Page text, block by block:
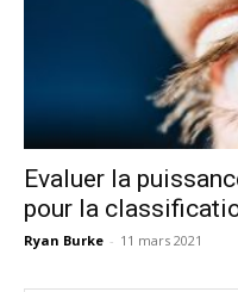
Evaluer la
pour la
Ryan Burke - 11 mars 2021